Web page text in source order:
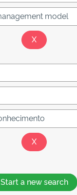
Start a new search